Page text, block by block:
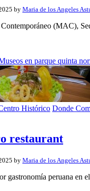
by Maria de los Angeles
(MAC),
en parque quinta
Histórico Donde
restaurant
by Maria de los Angeles
gastronomía peruana en